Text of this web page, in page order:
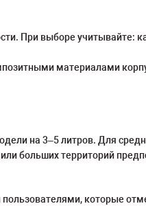
При выборе учитывайте:
материалами
на 3–5 литров. Для
больших территорий
которые